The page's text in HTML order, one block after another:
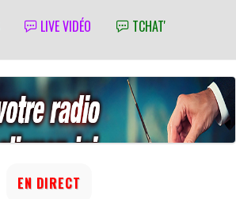
LIVE VIDÉO TCHAT'
EN DIRECT